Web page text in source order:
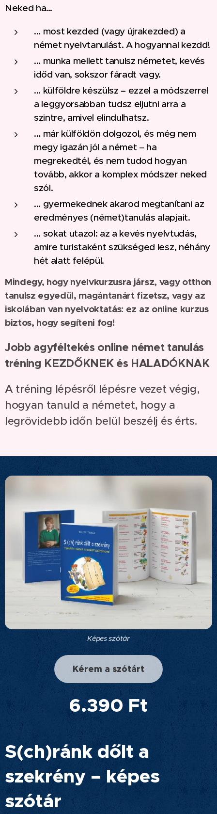
Neked ha…
... most kezded (vagy újrakezded) a
német nyelvtanulást. A hogyannal kezdd!
... munka mellett tanulsz németet, kevés
időd van, sokszor fáradt vagy.
... külföldre készülsz – ezzel a módszerrel
a leggyorsabban tudsz eljutni arra a
szintre, amivel elindulhatsz.
... már külföldön dolgozol, és még nem
megy igazán jól a német – ha
megrekedtél, és nem tudod hogyan
tovább, akkor a komplex módszer neked
szól.
... gyermekednek akarod megtanítani az
eredményes (német)tanulás alapjait.
... sokat utazol: az a kevés nyelvtudás,
amire turistaként szükséged lesz, néhány
hét alatt felépül.
Mindegy, hogy nyelvkurzusra jársz, vagy otthon
tanulsz egyedül, magántanárt fizetsz, vagy az
iskolában van nyelvoktatás: ez az online kurzus
biztos, hogy segíteni fog!
Jobb agyféltekés online német tanulás
tréning KEZDŐKNEK és HALADÓKNAK
A tréning lépésről lépésre vezet végig,
hogyan tanuld a németet, hogy a
legrövidebb időn belül beszélj és érts.
Képes szótár
Kérem a szótárt
6.390 Ft
S(ch)ránk dőlt a
szekrény – képes
szótár